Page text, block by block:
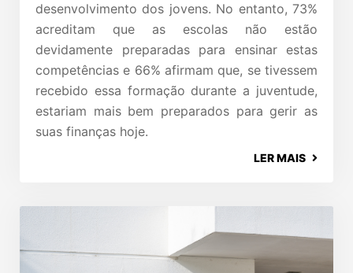
desenvolvimento dos jovens. No entanto, 73%
acreditam que as escolas não estão
devidamente preparadas para ensinar estas
competências e 66% afirmam que, se tivessem
recebido essa formação durante a juventude,
estariam mais bem preparados para gerir as
suas finanças hoje.
LER MAIS